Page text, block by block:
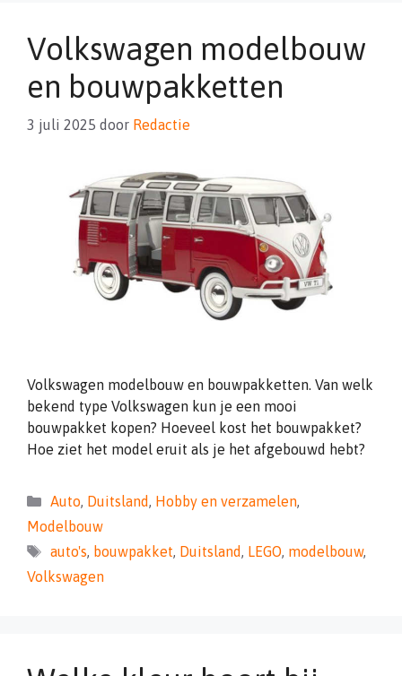
Volkswagen modelbouw
en bouwpakketten
3 juli 2025 door Redactie
Volkswagen modelbouw en bouwpakketten. Van welk
bekend type Volkswagen kun je een mooi
bouwpakket kopen? Hoeveel kost het bouwpakket?
Hoe ziet het model eruit als je het afgebouwd hebt?
Categorieën
Auto, Duitsland, Hobby en verzamelen,
Modelbouw
Tags
auto's, bouwpakket, Duitsland, LEGO, modelbouw,
Volkswagen